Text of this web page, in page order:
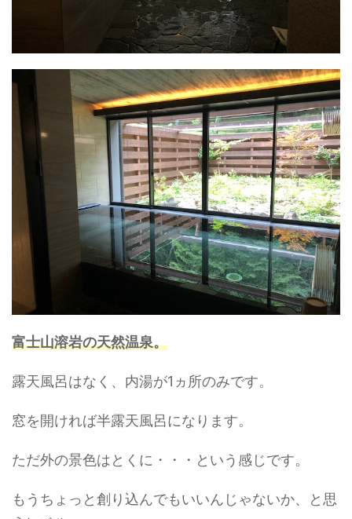
富士山溶岩の天然温泉。
露天風呂はなく、内湯が1ヵ所のみです。
窓を開ければ半露天風呂になります。
ただ外の景色はとくに・・・という感じです。
もうちょっと創り込んでもいいんじゃないか、と思